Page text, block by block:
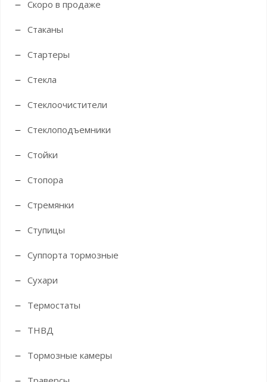
Скоро в продаже
Стаканы
Стартеры
Стекла
Стеклоочистители
Стеклоподъемники
Стойки
Стопора
Стремянки
Ступицы
Суппорта тормозные
Сухари
Термостаты
ТНВД
Тормозные камеры